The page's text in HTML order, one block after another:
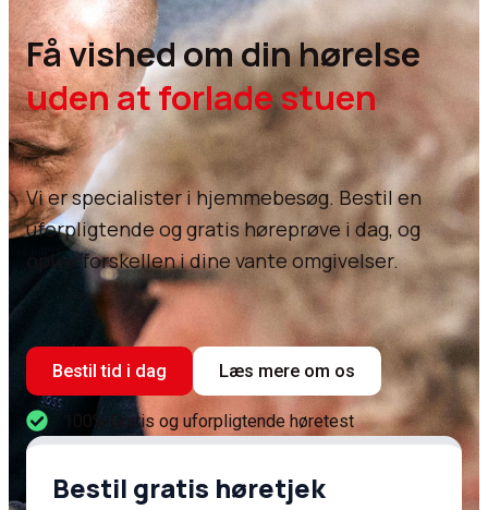
Få vished om din hørelse
uden at forlade stuen
Vi er specialister i hjemmebesøg. Bestil en
uforpligtende og gratis høreprøve i dag, og
oplev forskellen i dine vante omgivelser.
Bestil tid i dag Læs mere om os
100% Gratis og uforpligtende høretest
Bestil gratis høretjek